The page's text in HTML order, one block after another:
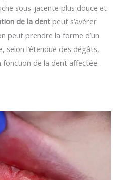
sous-jacente plus douce et
de la dent peut s’avérer
peut prendre la forme d’un
selon l’étendue des dégâts,
de la dent affectée.